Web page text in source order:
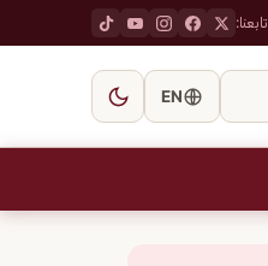
تابعنا:
EN